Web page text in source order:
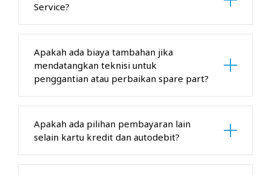
Service?
Apakah ada biaya tambahan jika
mendatangkan teknisi untuk
penggantian atau perbaikan spare part?
Apakah ada pilihan pembayaran lain
selain kartu kredit dan autodebit?